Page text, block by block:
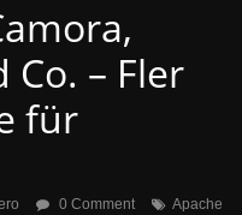
Co. – Fler
für
0 Comment
Apache